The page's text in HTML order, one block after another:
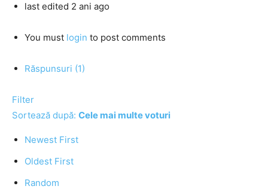
last edited 2 ani ago
You must login to post comments
Răspunsuri (1)
Filter
Sortează după: Cele mai multe voturi
Newest First
Oldest First
Random